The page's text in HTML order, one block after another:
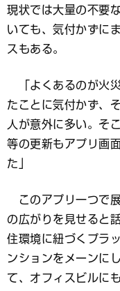
現状では大量の不要
いても、気付かずに
スもある。
「よくあるのが火
たことに気付かず、
人が意外に多い。そ
等の更新もアプリ画
た」
このアプリ一つで
の広がりを見せると
住環境に紐づくプラ
ンションをメーンに
て、オフィスビルに